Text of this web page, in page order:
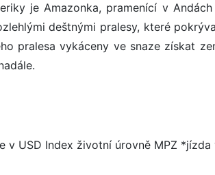
je Amazonka, pramenící v
deštnými pralesy, které
pralesa vykáceny ve snaze získat
USD Index životní úrovně MPZ *jízda